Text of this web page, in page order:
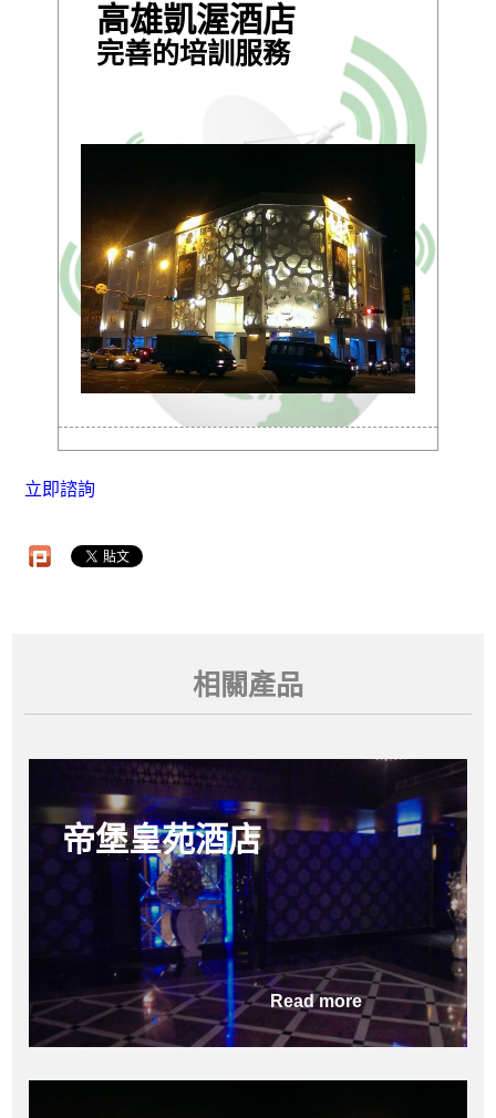
高雄凱渥酒店
完善的培訓服務
立即諮詢
相關產品
帝堡皇苑酒店
Read more